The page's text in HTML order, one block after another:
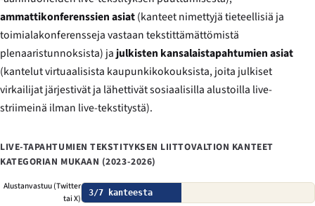
ammattikonferenssien asiat(kanteet nimettyjä tieteellisiä ja
toimialakonferensseja vastaan tekstittämättömistä
plenaaristunnoksista) ja julkisten kansalaistapahtumien asiat
(kantelut virtuaalisista kaupunkikokouksista, joita julkiset
virkailijat järjestivät ja lähettivät sosiaalisilla alustoilla live-
striimeinä ilman live-tekstitystä).
LIVE-TAPAHTUMIEN TEKSTITYKSEN LIITTOVALTION KANTEET
KATEGORIAN MUKAAN (2023-2026)
Alustanvastuu (Twitter
tai X)
3/7 kanteesta